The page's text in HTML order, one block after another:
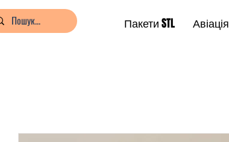
Пакети STL Авіація